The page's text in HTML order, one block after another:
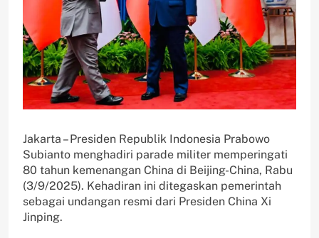
Jakarta – Presiden Republik Indonesia Prabowo
Subianto menghadiri parade militer memperingati
80 tahun kemenangan China di Beijing-China, Rabu
(3/9/2025). Kehadiran ini ditegaskan pemerintah
sebagai undangan resmi dari Presiden China Xi
Jinping.